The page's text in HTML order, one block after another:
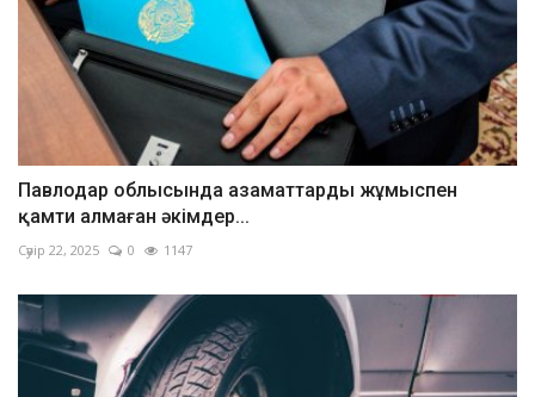
Павлодар облысында азаматтарды жұмыспен
қамти алмаған әкімдер...
Сәуір 22, 2025 0 1147